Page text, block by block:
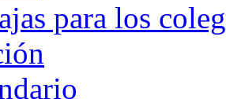
para los